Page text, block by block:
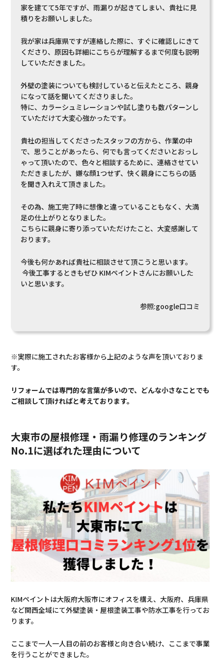
家を建てて5年ですが、雨漏りが起きてしまい、貴社に見
積りをお願いしました。
我が家は兵庫県ですが連絡した際に、すぐに確認しにきて
くださり、原因も詳細にこちらが理解するまで何度も説明
していただきました。
外壁の塗装についても検討していると伝えたところ、親身
になって話を聞いてくださりました。
特に、カラーシュミレーションや試し塗りも数パターンし
ていただけて大変心強かったです。
貴社の担当してくださったスタッフの方から、作業の中
で、思うことがあったら、何でも言ってくださいとおっし
ゃって頂いたので、色々と相談するために、連絡させてい
ただきましたが、嫌な顔1つせず、快く親身にこちらの話
を聞き入れえて頂きました。
その為、施工完了時に想像と違っていることもなく、大満
足の仕上がりとなりました。
こちらに親身に寄り添っていただけたこと、大変感謝して
おります。
今後も何かあれば貴社に相談させて頂こうと思います。
今後工事するときもぜひ KIMペイントさんにお願いした
いと思います。
参照:google口コミ
※実際に施工されたお客様から上記のような声を頂いておりま
す。
リフォームでは専門的な言葉が多いので、どんな小さなことでも
ご相談して頂ければと考えております。
大東市の屋根修理・雨漏り修理のランキング
No.1に選ばれた理由について
KIMペイントは大阪府大阪市にオフィスを構え、大阪府、兵庫県
など関西全域にて外壁塗装・屋根塗装工事や防水工事を行ってお
ります。
ここまで一人一人目の前のお客様と向き合い続け、ここまで事業
を行うことができました。